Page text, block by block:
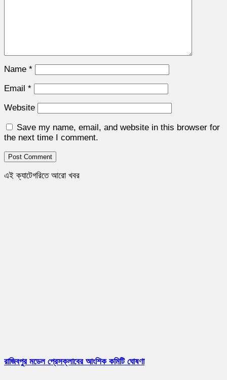
Name *
Email *
Website
Save my name, email, and website in this browser for
the next time I comment.
এই ক্যাটেগরিতে আরো খবর
রাজিবপুর মডেল প্রেসক্লাবের আংশিক কমিটি ঘোষণা